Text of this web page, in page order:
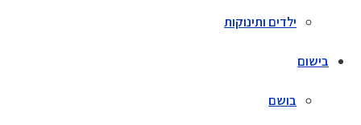
ילדים ותינוקות
בישום
בושם